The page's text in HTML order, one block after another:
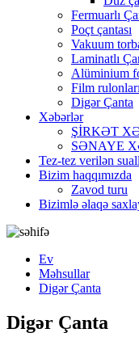
Fermuarlı
Poçt çantası
Vakuum
Laminatlı
Alüminium
Film rulonları
Digər Çanta
Xəbərlər
ŞİRKƏT
SƏNAYE
Tez-tez verilən
Bizim haqqımızda
Zavod turu
Bizimlə əlaqə
Ev
Məhsullar
Digər Çanta
Digər Çanta